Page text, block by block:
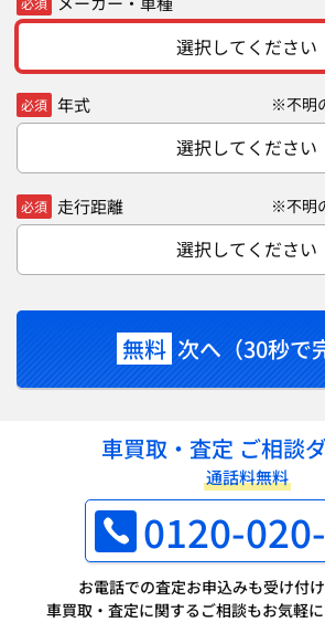
選択してください
必須 年式 ※不明
選択してください
必須 走行距離 ※不明
選択してください
無料 次へ（30秒で
車買取・査定 ご相談
通話料無料
0120-
お電話での査定お申込みも受け付け
車買取・査定に関するご相談もお気軽に